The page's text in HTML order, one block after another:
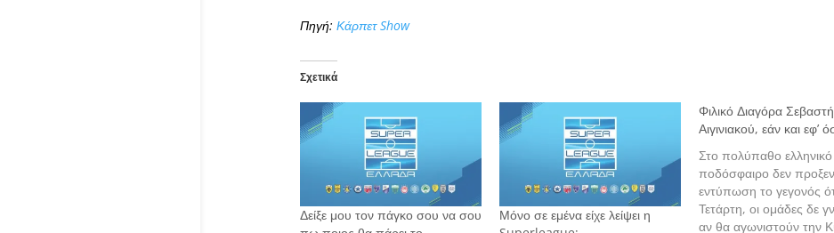
Πηγή: Κάρπετ Show
Σχετικά
Δείξε μου τον πάγκο σου να σου
Μόνο σε εμένα είχε λείψει η
Φιλικό Διαγόρα
Αιγινιακού, εάν και εφ’
Στο πολύπαθο ελληνικό
ποδόσφαιρο δεν
εντύπωση το γεγονός
Τετάρτη, οι ομάδες δε
αν θα αγωνιστούν την